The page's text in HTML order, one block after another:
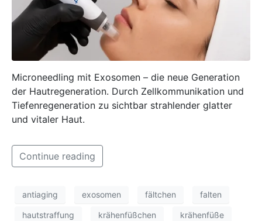
Microneedling mit Exosomen – die neue Generation
der Hautregeneration. Durch Zellkommunikation und
Tiefenregeneration zu sichtbar strahlender glatter
und vitaler Haut.
Continue reading
antiaging exosomen fältchen falten
hautstraffung krähenfüßchen krähenfüße